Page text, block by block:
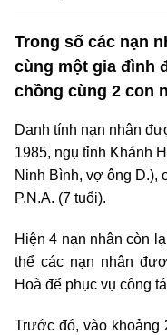
Trong số các nạn
cùng một gia đình
chồng cùng 2 con
Danh tính nạn nhân
1985, ngụ tỉnh Khánh
Ninh Bình, vợ ông D.),
P.N.A. (7 tuổi).
Hiện 4 nạn nhân còn
thể các nạn nhân
Hoà để phục vụ công
Trước đó, vào khoảng